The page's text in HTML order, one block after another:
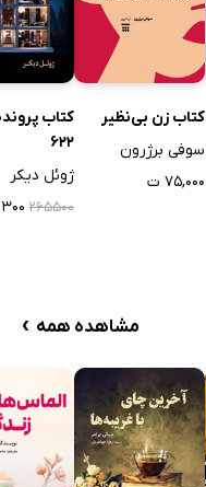
کتاب زن بی‌نظیر
سوفی برژرون
۷۵,۰۰۰ ت
کتاب
622
ژوئل دیکر
۲۶۵۵۰۰
مشاهده همه ›